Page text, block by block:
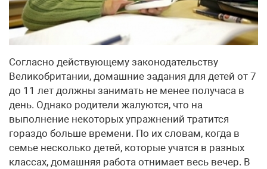
Согласно действующему законодательству
Великобритании, домашние задания для детей от 7
до 11 лет должны занимать не менее получаса в
день. Однако родители жалуются, что на
выполнение некоторых упражнений тратится
гораздо больше времени. По их словам, когда в
семье несколько детей, которые учатся в разных
классах, домашняя работа отнимает весь вечер. В